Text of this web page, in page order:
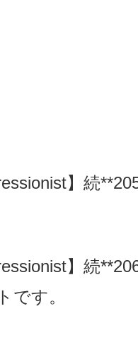
】続
】続
です。